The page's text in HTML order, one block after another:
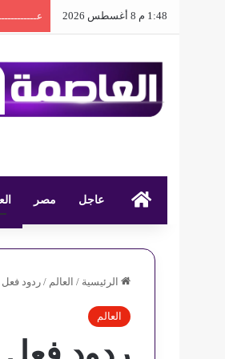
1:48 م 8 أغسطس 2026
العاصمة والناس
عاجل مصر
الرئيسية / العالم / ردود فعل
العالم